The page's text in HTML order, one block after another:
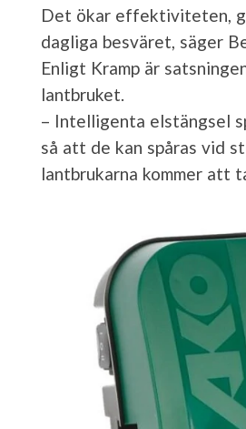
Det ökar effektiviteten,
dagliga besväret, säger
Enligt Kramp är
lantbruket.
– Intelligenta elstängsel
så att de kan spåras vid
lantbrukarna kommer att